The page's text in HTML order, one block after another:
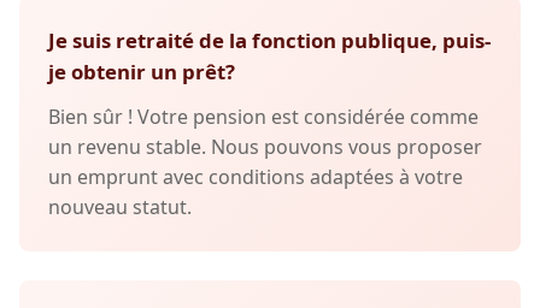
Je suis retraité de la fonction publique, puis-
je obtenir un prêt?
Bien sûr ! Votre pension est considérée comme
un revenu stable. Nous pouvons vous proposer
un emprunt avec conditions adaptées à votre
nouveau statut.